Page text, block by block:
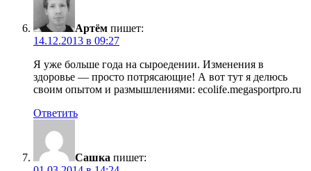
Артём пишет:
14.12.2013 в 09:27
Я уже больше года на сыроедении. Изменения в
здоровье — просто потрясающие! А вот тут я делюсь
своим опытом и размышлениями: ecolife.megasportpro.ru
Ответить
Сашка пишет: